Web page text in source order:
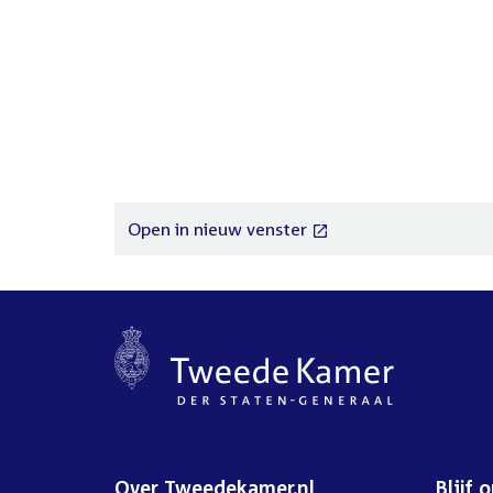
External
Open in nieuw venster
Over Tweedekamer.nl Blijf